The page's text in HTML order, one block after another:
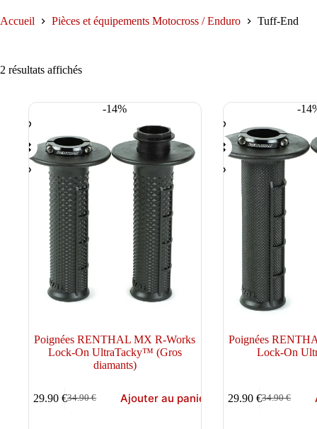
Accueil Pièces et équipements Motocross / Enduro Tuff-End
2 résultats affichésTrié
récent
ancien
-14%
Poignées RENTHAL MX R-Works
Lock-On UltraTacky™ (Gros
diamants)
34.90€
Le
29.90€Le
Ajouter au panier
-
Poignées
Lock-On
34.90€
Le
29.90€Le